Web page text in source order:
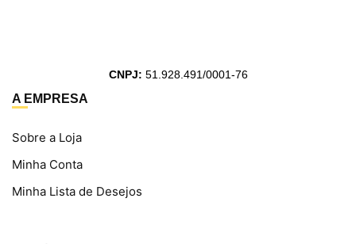
CNPJ: 51.928.491/0001-76
A EMPRESA
Sobre a Loja
Minha Conta
Minha Lista de Desejos